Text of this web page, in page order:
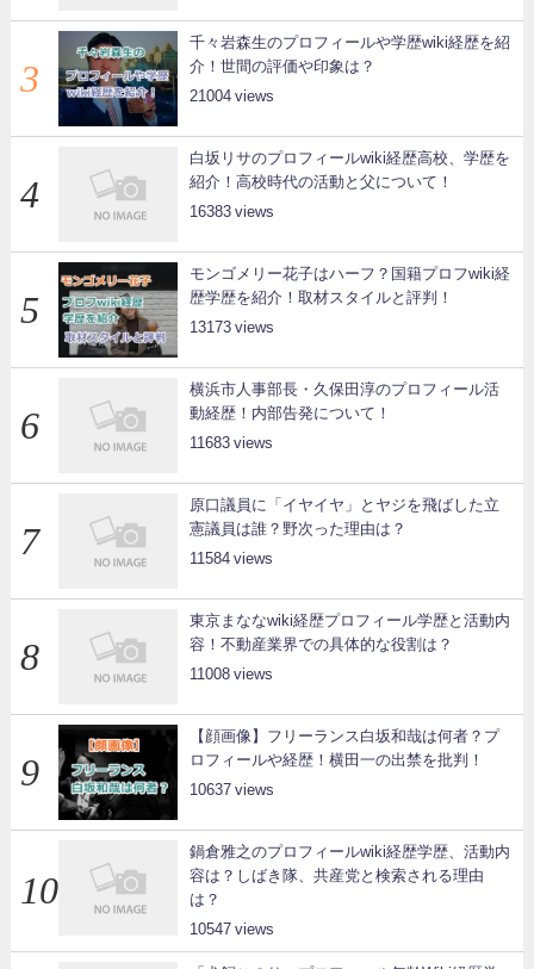
千々岩森生のプロフィールや学歴wiki経歴を紹
介！世間の評価や印象は？
21004
白坂リサのプロフィールwiki経歴高校、学歴を
紹介！高校時代の活動と父について！
16383
モンゴメリー花子はハーフ？国籍プロフwiki経
歴学歴を紹介！取材スタイルと評判！
13173
横浜市人事部長・久保田淳のプロフィール活
動経歴！内部告発について！
11683
原口議員に「イヤイヤ」とヤジを飛ばした立
憲議員は誰？野次った理由は？
11584
東京まななwiki経歴プロフィール学歴と活動内
容！不動産業界での具体的な役割は？
11008
【顔画像】フリーランス白坂和哉は何者？プ
ロフィールや経歴！横田一の出禁を批判！
10637
鍋倉雅之のプロフィールwiki経歴学歴、活動内
容は？しばき隊、共産党と検索される理由
は？
10547